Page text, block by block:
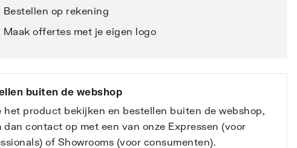
Bestellen op rekening
Maak offertes met je eigen logo
buiten de webshop
het product bekijken en bestellen buiten de webshop,
dan contact op met een van onze Expressen (voor
of Showrooms (voor consumenten).